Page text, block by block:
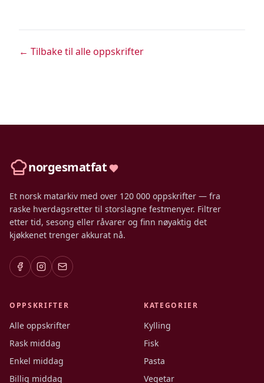
← Tilbake til alle oppskrifter
norgesmatfat
Et norsk matarkiv med over 120 000 oppskrifter — fra
raske hverdagsretter til storslagne festmenyer. Filtrer
etter tid, sesong eller råvarer og finn nøyaktig det
kjøkkenet trenger akkurat nå.
OPPSKRIFTER
Alle oppskrifter
Rask middag
Enkel middag
Billig middag
KATEGORIER
Kylling
Fisk
Pasta
Vegetar